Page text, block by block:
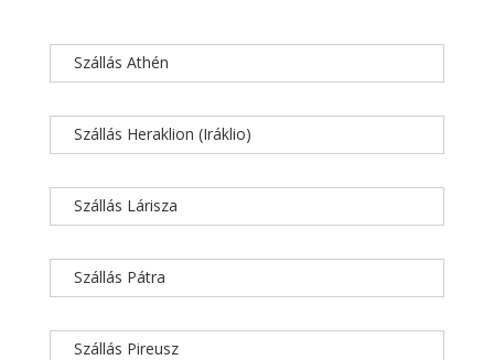
Szállás Athén
Szállás Heraklion (Iráklio)
Szállás Lárisza
Szállás Pátra
Szállás Pireusz